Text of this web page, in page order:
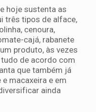
hoje sustenta as
três tipos de alface,
cenoura,
cajá, rabanete
produto, às vezes
de acordo com
que também já
macaxeira e em
ainda